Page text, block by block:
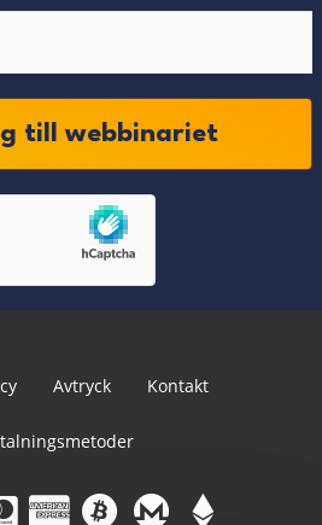
till webbinariet
Avtryck Kontakt